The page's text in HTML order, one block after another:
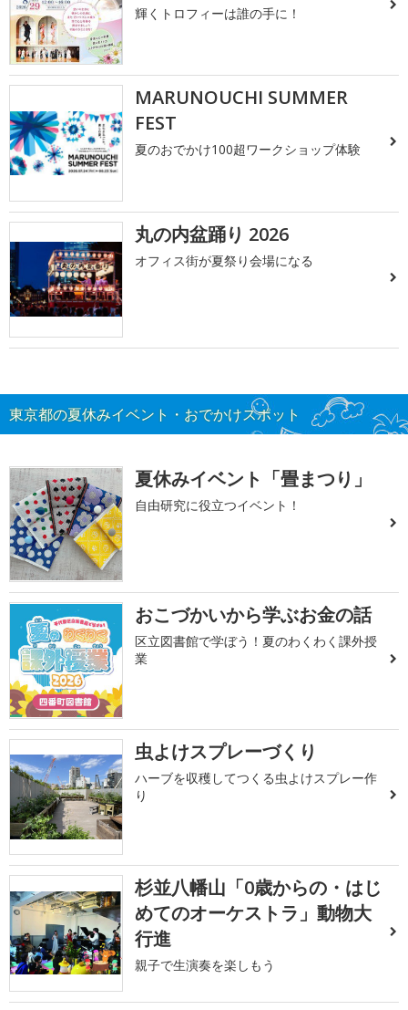
輝くトロフィーは誰の手に！
MARUNOUCHI SUMMER
FEST
夏のおでかけ100超ワークショップ体験
丸の内盆踊り 2026
オフィス街が夏祭り会場になる
東京都の夏休みイベント・おでかけスポット
夏休みイベント「畳まつり」
自由研究に役立つイベント！
おこづかいから学ぶお金の話
区立図書館で学ぼう！夏のわくわく課外授
業
虫よけスプレーづくり
ハーブを収穫してつくる虫よけスプレー作
り
杉並八幡山「0歳からの・はじ
めてのオーケストラ」動物大
行進
親子で生演奏を楽しもう